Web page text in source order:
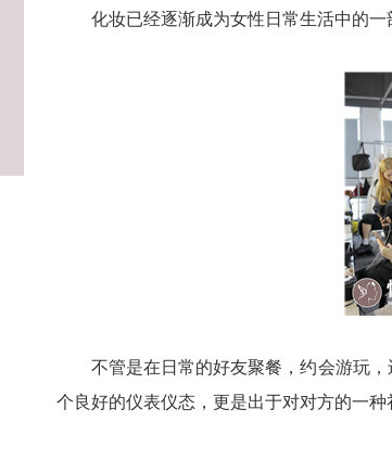
化妆已经逐渐成为女性日常生活中的一
不管是在日常的好友聚餐，约会游玩，
个良好的仪表仪态，更是出于对对方的一种